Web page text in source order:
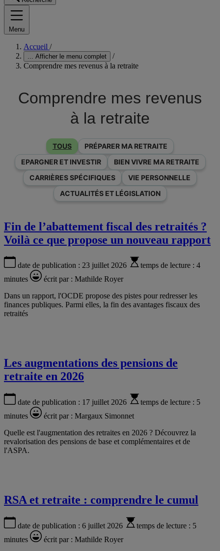
Menu
Accueil /
Afficher le menu complet
/
Comprendre mes revenus à la retraite
Comprendre mes revenus
à la retraite
TOUS
PRÉPARER MA RETRAITE
EPARGNER ET INVESTIR
BIEN VIVRE MA RETRAITE
CARRIÈRES SPÉCIFIQUES
VIE PERSONNELLE
ACTUALITÉS ET LÉGISLATION
Fin de l’abattement fiscal des retraités ?
Voilà ce que propose un nouveau rapport
date de publication : 23 juillet 2026 temps de lecture : 4
minutes
écrit par : Mathilde Royer
Dans un rapport, l'OCDE propose des pistes pour redresser les
finances publiques. Parmi elles, la fin des avantages fiscaux des
retraités
Les augmentations des pensions de
retraite en 2026
date de publication : 17 juillet 2026 temps de lecture : 5
minutes
écrit par : Margaux Simonnet
Quelle est l'augmentation des retraites en 2026 ? Découvrez la
revalorisation des pensions de base et complémentaires et de
l'ASPA.
RSA et retraite : comprendre le cumul
date de publication : 6 juillet 2026 temps de lecture : 5
minutes
écrit par : Mathilde Royer